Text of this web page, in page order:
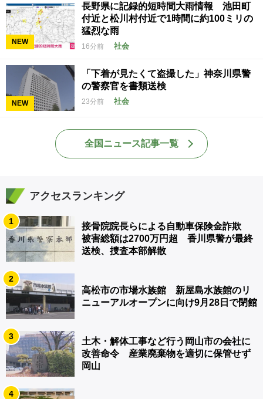
NEW
長野県に記録的短時間大雨情報 池田町
付近と松川村付近で1時間に約100ミリの
猛烈な雨
16分前 社会
NEW
「下着が見たくて盗撮した」神奈川県警
の警察官を書類送検
23分前 社会
全国ニュース記事一覧
アクセスランキング
1
接骨院院長らによる自動車保険金詐欺
被害総額は2700万円超 香川県警が最終
送検、捜査本部解散
2
高松市の市場水族館 新屋島水族館のリ
ニューアルオープンに向け9月28日で閉館
3
土木・解体工事など行う岡山市の会社に
改善命令 産業廃棄物を適切に保管せず
岡山
4